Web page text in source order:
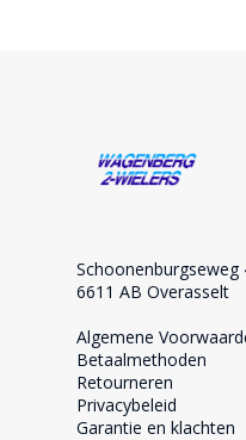
Schoonenburgseweg
6611 AB Overasselt
Algemene
Betaalmethoden
Retourneren
Privacybeleid
Garantie en klachten